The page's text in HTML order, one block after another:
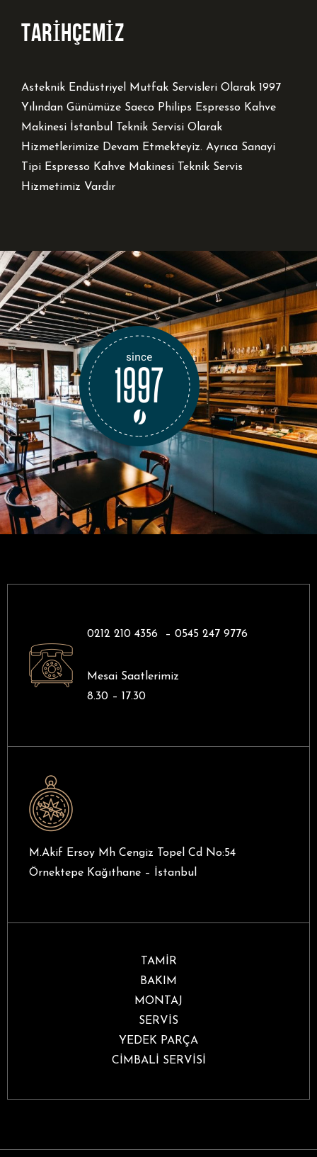
TARİHÇEMİZ
Asteknik Endüstriyel Mutfak Servisleri Olarak 1997
Yılından Günümüze Saeco Philips Espresso Kahve
Makinesi İstanbul Teknik Servisi Olarak
Hizmetlerimize Devam Etmekteyiz. Ayrıca Sanayi
Tipi Espresso Kahve Makinesi Teknik Servis
Hizmetimiz Vardır
0212 210 4356 – 0545 247 9776
Mesai Saatlerimiz
8.30 – 17.30
M.Akif Ersoy Mh Cengiz Topel Cd No:54
Örnektepe Kağıthane – İstanbul
TAMİR
BAKIM
MONTAJ
SERVİS
YEDEK PARÇA
CİMBALİ SERVİSİ